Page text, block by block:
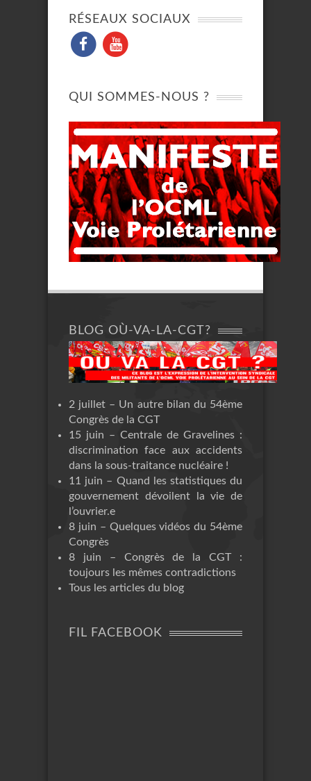
RÉSEAUX SOCIAUX
QUI SOMMES-NOUS ?
BLOG OÙ-VA-LA-CGT?
2 juillet – Un autre bilan du 54ème
Congrès de la CGT
15 juin – Centrale de Gravelines :
discrimination face aux accidents
dans la sous-traitance nucléaire !
11 juin – Quand les statistiques du
gouvernement dévoilent la vie de
l’ouvrier.e
8 juin – Quelques vidéos du 54ème
Congrès
8 juin – Congrès de la CGT :
toujours les mêmes contradictions
Tous les articles du blog
FIL FACEBOOK